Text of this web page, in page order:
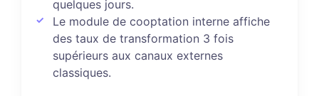
quelques jours.
Le module de cooptation interne affiche
des taux de transformation 3 fois
supérieurs aux canaux externes
classiques.